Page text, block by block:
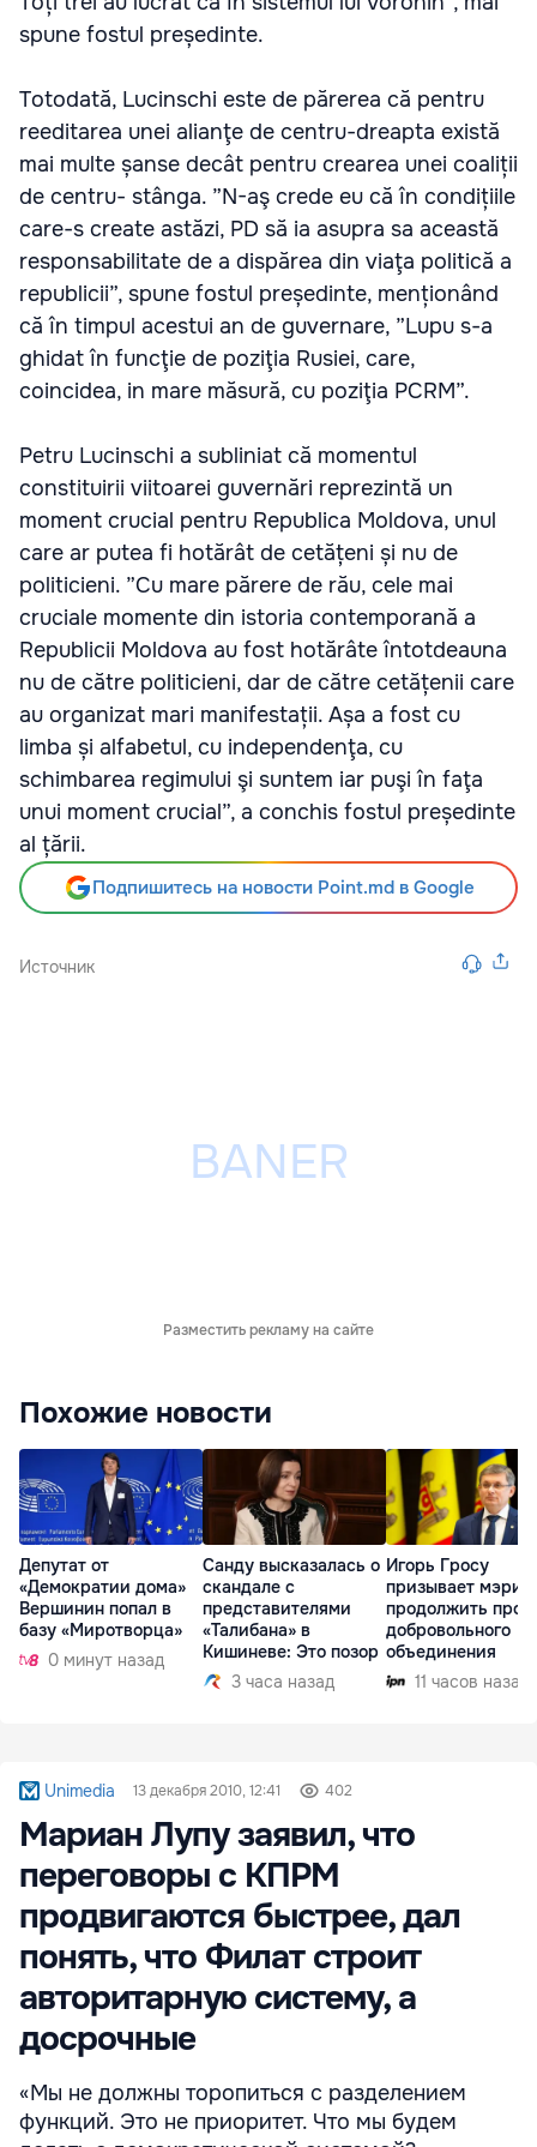
spune fostul președinte.
Totodată, Lucinschi este de părerea că pentru
reeditarea unei alianţe de centru-dreapta există
mai multe șanse decât pentru crearea unei coaliții
de centru- stânga. ”N-aş crede eu că în condițiile
care-s create astăzi, PD să ia asupra sa această
responsabilitate de a dispărea din viaţa politică a
republicii”, spune fostul președinte, menționând
că în timpul acestui an de guvernare, ”Lupu s-a
ghidat în funcţie de poziţia Rusiei, care,
coincidea, in mare măsură, cu poziţia PCRM”.
Petru Lucinschi a subliniat că momentul
constituirii viitoarei guvernări reprezintă un
moment crucial pentru Republica Moldova, unul
care ar putea fi hotărât de cetățeni și nu de
politicieni. ”Cu mare părere de rău, cele mai
cruciale momente din istoria contemporană a
Republicii Moldova au fost hotărâte întotdeauna
nu de către politicieni, dar de către cetățenii care
au organizat mari manifestații. Așa a fost cu
limba și alfabetul, cu independenţa, cu
schimbarea regimului şi suntem iar puşi în faţa
unui moment crucial”, a conchis fostul președinte
al țării.
Подпишитесь на новости Point.md в Google
Источник
Разместить рекламу на сайте
Похожие новости
Депутат от
«Демократии дома»
Вершинин попал в
базу «Миротворца»
0 минут назад
Санду высказалась о
скандале с
представителями
«Талибана» в
Кишиневе: Это позор
3 часа назад
Игорь Гросу
призывает мэрии
продолжить
добровольного
объединения
11 часов назад
Unimedia 13 декабря 2010, 12:41 402
Мариан Лупу заявил, что
переговоры с КПРМ
продвигаются быстрее, дал
понять, что Филат строит
авторитарную систему, а
досрочные
«Мы не должны торопиться с разделением
функций. Это не приоритет. Что мы будем